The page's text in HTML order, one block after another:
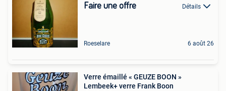
Faire une offre Détails
Roeselare 6 août 26
Verre émaillé « GEUZE BOON »
Lembeek+ verre Frank Boon